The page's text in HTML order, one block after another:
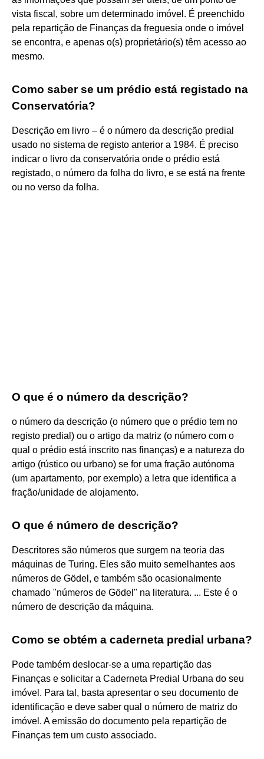
vista fiscal, sobre um determinado imóvel. É preenchido
pela repartição de Finanças da freguesia onde o imóvel
se encontra, e apenas o(s) proprietário(s) têm acesso ao
mesmo.
Como saber se um prédio está registado na
Conservatória?
Descrição em livro – é o número da descrição predial
usado no sistema de registo anterior a 1984. É preciso
indicar o livro da conservatória onde o prédio está
registado, o número da folha do livro, e se está na frente
ou no verso da folha.
O que é o número da descrição?
o número da descrição (o número que o prédio tem no
registo predial) ou o artigo da matriz (o número com o
qual o prédio está inscrito nas finanças) e a natureza do
artigo (rústico ou urbano) se for uma fração autónoma
(um apartamento, por exemplo) a letra que identifica a
fração/unidade de alojamento.
O que é número de descrição?
Descritores são números que surgem na teoria das
máquinas de Turing. Eles são muito semelhantes aos
números de Gödel, e também são ocasionalmente
chamado "números de Gödel" na literatura. ... Este é o
número de descrição da máquina.
Como se obtém a caderneta predial urbana?
Pode também deslocar-se a uma repartição das
Finanças e solicitar a Caderneta Predial Urbana do seu
imóvel. Para tal, basta apresentar o seu documento de
identificação e deve saber qual o número de matriz do
imóvel. A emissão do documento pela repartição de
Finanças tem um custo associado.